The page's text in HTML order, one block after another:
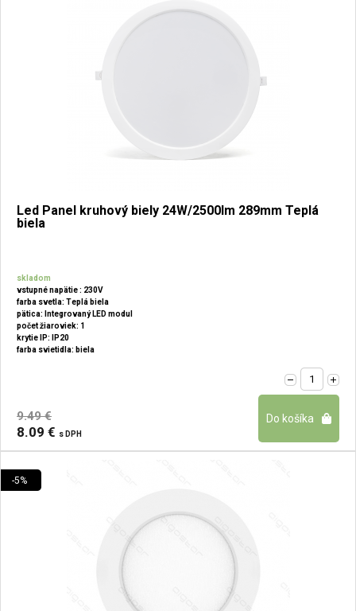
Led Panel kruhový biely 24W/2500lm 289mm Teplá
biela
skladom
vstupné napätie : 230V
farba svetla: Teplá biela
pätica: Integrovaný LED modul
počet žiaroviek: 1
krytie IP: IP20
farba svietidla: biela
9.49 €
8.09 € s DPH
-5%